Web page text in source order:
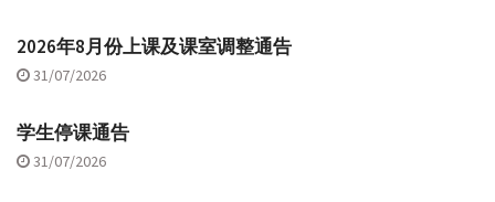
2026年8月份上课及课室调整通告
31/07/2026
学生停课通告
31/07/2026